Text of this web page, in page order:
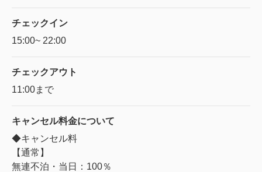
チェックイン
15:00~ 22:00
チェックアウト
11:00まで
キャンセル料金について
◆キャンセル料
【通常】
無連不泊・当日：100％